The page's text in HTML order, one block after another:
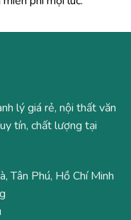
lý giá rẻ, nội thất văn
tín, chất lượng tại
Tân Phú, Hồ Chí Minh